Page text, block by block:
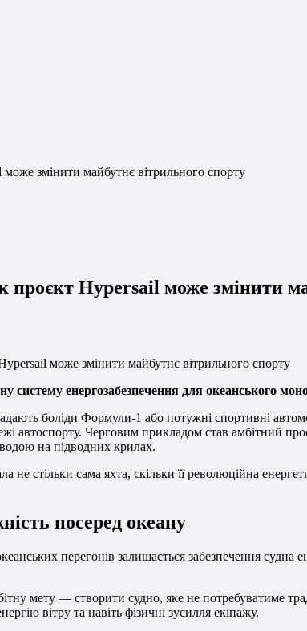
змінити майбутнє вітрильного спорту
Hypersail може змінити
систему енергозабезпечення для океанського
боліди Формули-1 або потужні спортивні
автоспорту. Черговим прикладом став
на підводних крилах.
не стільки сама яхта, скільки її революційна
посеред океану
перегонів залишається забезпечення судна
мету — створити судно, яке не потребуватиме
вітру та навіть фізичні зусилля екіпажу.